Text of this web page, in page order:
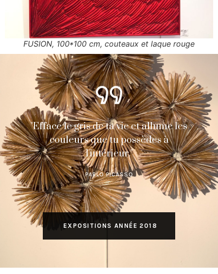
FUSION, 100*100 cm, couteaux et laque rouge
"Efface le gris de ta vie et allume les
couleurs que tu possèdes à
l'intérieur."
PABLO PICASSO
EXPOSITIONS ANNÉE 2018